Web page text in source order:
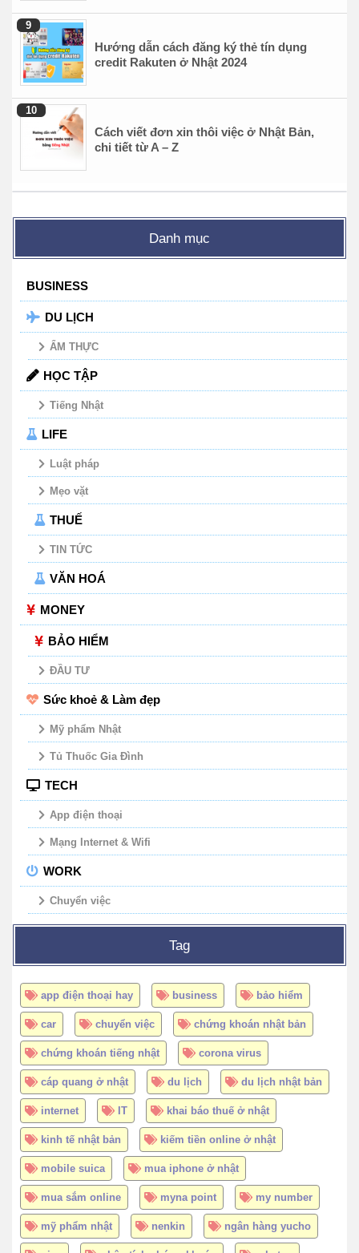
Hướng dẫn cách đăng ký thẻ tín dụng
credit Rakuten ở Nhật 2024
Cách viết đơn xin thôi việc ở Nhật Bản,
chi tiết từ A – Z
Danh mục
BUSINESS
DU LỊCH
ẨM THỰC
HỌC TẬP
Tiếng Nhật
LIFE
Luật pháp
Mẹo vặt
THUẾ
TIN TỨC
VĂN HOÁ
MONEY
BẢO HIỂM
ĐẦU TƯ
Sức khoẻ & Làm đẹp
Mỹ phẩm Nhật
Tủ Thuốc Gia Đình
TECH
App điện thoại
Mạng Internet & Wifi
WORK
Chuyển việc
Tag
app điện thoại hay business bảo hiểm
car chuyển việc chứng khoán nhật bản
chứng khoán tiếng nhật corona virus
cáp quang ở nhật du lịch du lịch nhật bản
internet IT khai báo thuế ở nhật
kinh tế nhật bản kiếm tiền online ở nhật
mobile suica mua iphone ở nhật
mua sắm online myna point my number
mỹ phẩm nhật nenkin ngân hàng yucho